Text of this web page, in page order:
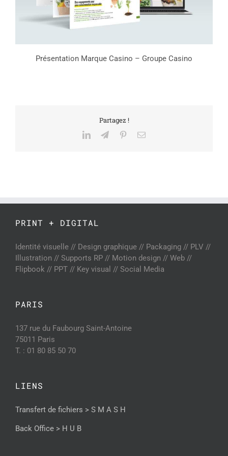
Présentation Marque Casino – Groupe Casino
Partagez !
LinkedInTelegramPinterestEmail
PRINT + DIGITAL
Identité visuelle // Design graphique // Packaging // PLV //
Illustration // Supports RP // Motion design // Web //
Flipbook // PPT // Key visual // Social Media
PARIS
137 rue du Faubourg Saint-Antoine
75011 Paris
T. : 01 80 85 50 70
LIENS
Transfert de fichiers > S M A S H
Back Office > H U B